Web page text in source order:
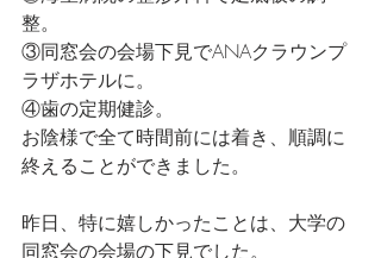
整。
③同窓会の会場下見でANAクラウンプ
ラザホテルに。
④歯の定期健診。
お陰様で全て時間前には着き、順調に
終えることができました。
昨日、特に嬉しかったことは、大学の
同窓会の会場の下見でした。